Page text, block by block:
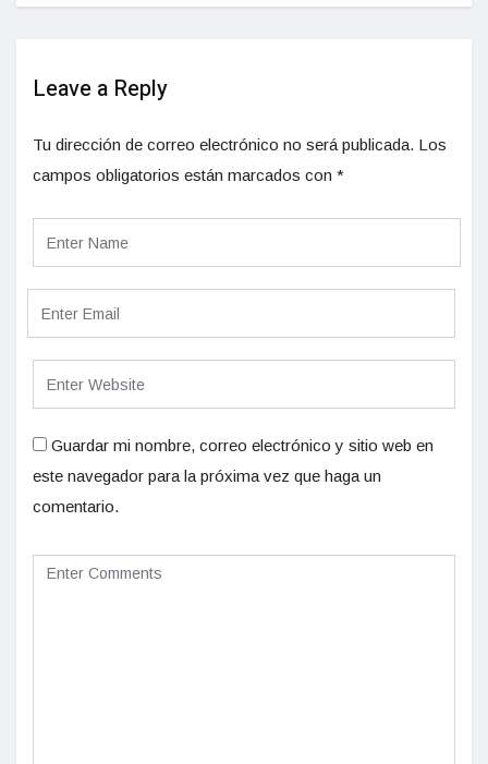
Leave a Reply
Tu dirección de correo electrónico no será publicada. Los
campos obligatorios están marcados con *
Guardar mi nombre, correo electrónico y sitio web en
este navegador para la próxima vez que haga un
comentario.